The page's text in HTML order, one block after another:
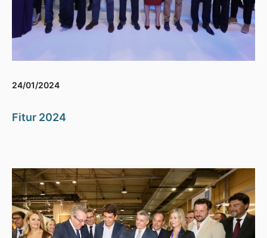
24/01/2024
Fitur 2024